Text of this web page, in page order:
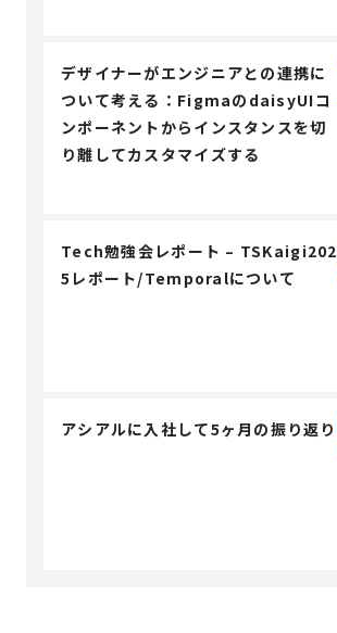
デザイナーがエンジニアとの連携に
ついて考える：FigmaのdaisyUIコ
ンポーネントからインスタンスを切
り離してカスタマイズする
Tech勉強会レポート – TSKaigi202
5レポート/Temporalについて
アシアルに入社して5ヶ月の振り返り